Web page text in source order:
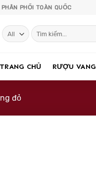
PHỐI TOÀN QUỐC
Tìm
kiếm:
TRANG CHỦ RƯỢU VANG
đỏ